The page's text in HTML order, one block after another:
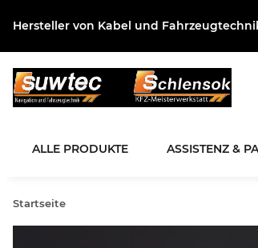
Hersteller von Kabel und
ALLE PRODUKTE ASSISTENZ &
Startseite